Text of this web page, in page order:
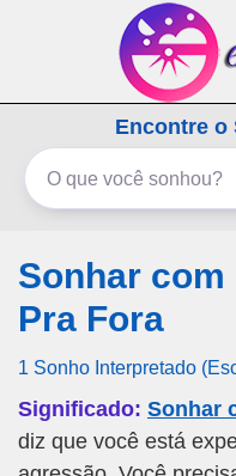
emSonho.com
Os sonhosEncontre o
Sonhar
Pra Fora
1 Sonho Interpretado
Significado: Sonhar
diz que você está